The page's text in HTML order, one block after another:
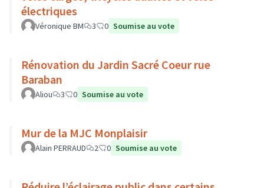
électriques
Véronique BM 3 0 Soumise au vote
Rénovation du Jardin Sacré Coeur rue
Baraban
Aliou 3 0 Soumise au vote
Mur de la MJC Monplaisir
Alain PERRAUD 2 0 Soumise au vote